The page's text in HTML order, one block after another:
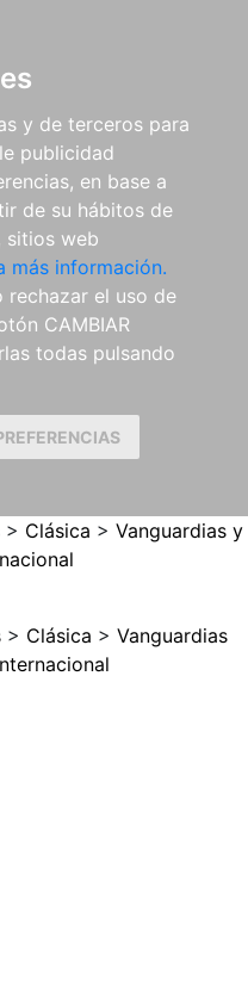
y de terceros para
publicidad
en base a
de su hábitos de
sitios web
más información.
rechazar el uso de
CAMBIAR
todas pulsando
> Clásica > Vanguardias y
> Clásica > Vanguardias